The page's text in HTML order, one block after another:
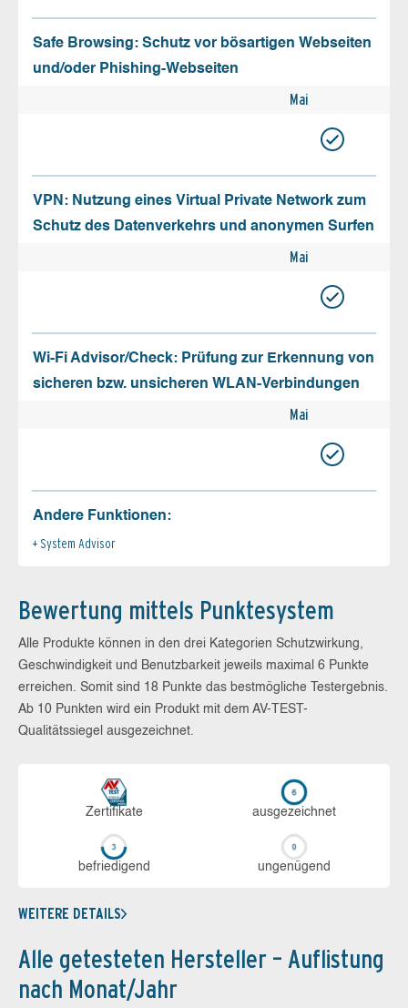
Safe Browsing: Schutz vor bösartigen Webseiten
und/oder Phishing-Webseiten
Mai
VPN: Nutzung eines Virtual Private Network zum
Schutz des Datenverkehrs und anonymen Surfen
Mai
Wi-Fi Advisor/Check: Prüfung zur Erkennung von
sicheren bzw. unsicheren WLAN-Verbindungen
Mai
Andere Funktionen:
System Advisor
Bewertung mittels Punktesystem
Alle Produkte können in den drei Kategorien Schutzwirkung,
Geschwindigkeit und Benutzbarkeit jeweils maximal 6 Punkte
erreichen. Somit sind 18 Punkte das bestmögliche Testergebnis.
Ab 10 Punkten wird ein Produkt mit dem AV-TEST-
Qualitätssiegel ausgezeichnet.
Zerti­fikate aus­ge­zeich­net
be­frie­di­gend un­ge­nü­gend
WEITERE DETAILS
Alle getesteten Hersteller – Auflistung
nach Monat/Jahr